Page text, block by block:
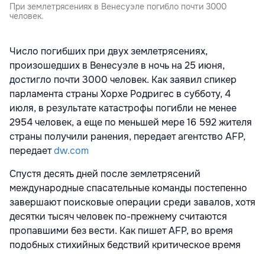
При землетрясениях в Венесуэле погибло почти 3000
человек.
Число погибших при двух землетрясениях,
произошедших в Венесуэле в ночь на 25 июня,
достигло почти 3000 человек. Как заявил спикер
парламента страны Хорхе Родригес в субботу, 4
июля, в результате катастрофы погибли не менее
2954 человек, а еще по меньшей мере 16 592 жителя
страны получили ранения, передает агентство AFP,
передаетdw.com
Спустя десять дней после землетрясений
международные спасательные команды постепенно
завершают поисковые операции среди завалов, хотя
десятки тысяч человек по-прежнему считаются
пропавшими без вести. Как пишет AFP, во время
подобных стихийных бедствий критическое время